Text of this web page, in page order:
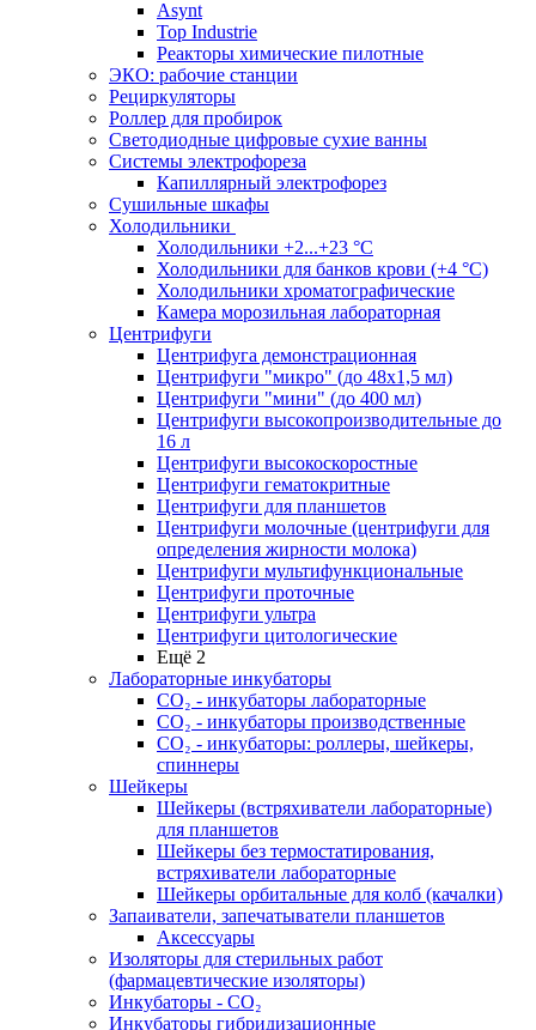
Asynt
Top Industrie
Реакторы химические пилотные
ЭКО: рабочие станции
Рециркуляторы
Роллер для пробирок
Светодиодные цифровые сухие ванны
Системы электрофореза
Капиллярный электрофорез
Сушильные шкафы
Холодильники
Холодильники +2...+23 °С
Холодильники для банков крови (+4 °С)
Холодильники хроматографические
Камера морозильная лабораторная
Центрифуги
Центрифуга демонстрационная
Центрифуги "микро" (до 48x1,5 мл)
Центрифуги "мини" (до 400 мл)
Центрифуги высокопроизводительные до
16 л
Центрифуги высокоскоростные
Центрифуги гематокритные
Центрифуги для планшетов
Центрифуги молочные (центрифуги для
определения жирности молока)
Центрифуги мультифункциональные
Центрифуги проточные
Центрифуги ультра
Центрифуги цитологические
Ещё 2
Лабораторные инкубаторы
СО₂ - инкубаторы лабораторные
СО₂ - инкубаторы производственные
СО₂ - инкубаторы: роллеры, шейкеры,
спиннеры
Шейкеры
Шейкеры (встряхиватели лабораторные)
для планшетов
Шейкеры без термостатирования,
встряхиватели лабораторные
Шейкеры орбитальные для колб (качалки)
Запаиватели, запечатыватели планшетов
Аксессуары
Изоляторы для стерильных работ
(фармацевтические изоляторы)
Инкубаторы - CO₂
Инкубаторы гибридизационные